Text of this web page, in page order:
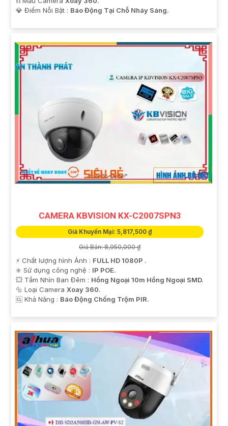
️💎 Điểm Nỗi Bật : Báo Động Tại Chỗ Nháy Sáng.
CAMERA KBVISION KX-C2007SPN3
Giá Khuyến Mại: 5,817,500 ₫
Giá Bán: 8,950,000 ₫
️⚡ Chất lượng hình Ảnh : FULL HD 1080P .
✳️ Sử dụng công nghệ : IP POE.
💥 Tầm Nhìn Ban Đêm : Hồng Ngoại 10m Hồng Ngoại SMD.
🔩 Loại Camera Xoay 360.
️🆑 Khả Năng : Báo Động Chống Trộm PIR.